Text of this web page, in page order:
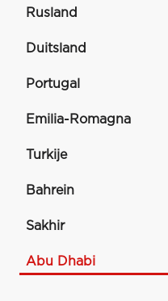
Rusland
Duitsland
Portugal
Emilia-Romagna
Turkije
Bahrein
Sakhir
Abu Dhabi